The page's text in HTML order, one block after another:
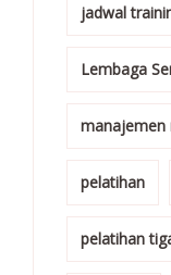
jadwal
Lembaga
manajemen
pelatihan
pelatihan